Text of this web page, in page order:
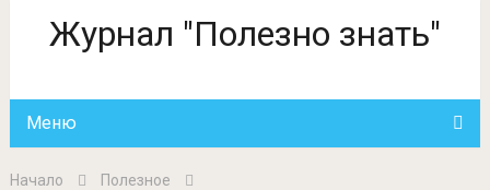
Журнал "Полезно знать"
Меню
Начало
Полезное